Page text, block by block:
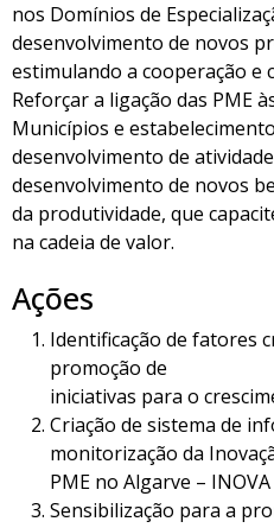
nos Domínios de
desenvolvimento de novos
estimulando a cooperação e
Reforçar a ligação das PME
Municípios e
desenvolvimento de
desenvolvimento de novos
da produtividade, que
na cadeia de valor.
Ações
Identificação de fatores
promoção de
iniciativas para o
Criação de sistema de
monitorização da
PME no Algarve – INOVA
Sensibilização para a